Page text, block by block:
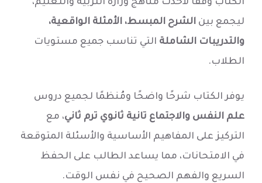
الكتاب وفقًا لأحدث مناهج وزارة التربية والتعليم،
ليجمع بين الشرح المبسط، الأمثلة الواقعية،
والتدريبات الشاملة التي تناسب جميع مستويات
الطلاب.
يوفر الكتاب شرحًا واضحًا ومُنظمًا لجميع دروس
علم النفس والاجتماع تانية ثانوي ترم ثاني، مع
التركيز على المفاهيم الأساسية والأسئلة المتوقعة
في الامتحانات، مما يساعد الطالب على الحفظ
السريع والفهم الصحيح في نفس الوقت.